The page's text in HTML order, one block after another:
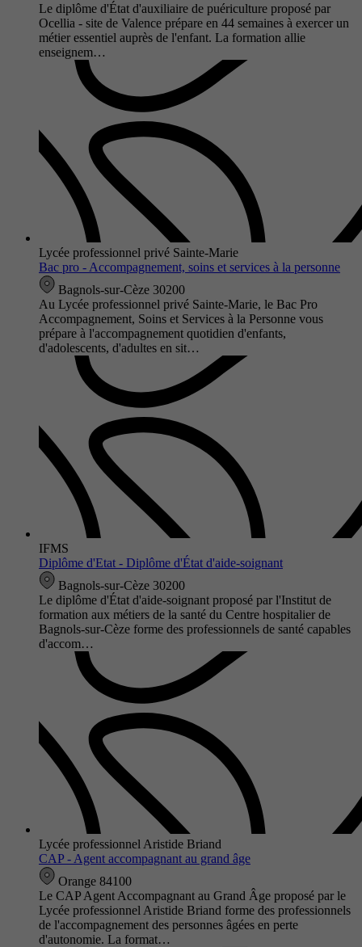
Le diplôme d'État d'auxiliaire de puériculture proposé par
Ocellia - site de Valence prépare en 44 semaines à exercer un
métier essentiel auprès de l'enfant. La formation allie
enseignem…
Lycée professionnel privé Sainte-Marie
Bac pro - Accompagnement, soins et services à la personne
Bagnols-sur-Cèze 30200
Au Lycée professionnel privé Sainte-Marie, le Bac Pro
Accompagnement, Soins et Services à la Personne vous
prépare à l'accompagnement quotidien d'enfants,
d'adolescents, d'adultes en sit…
IFMS
Diplôme d'Etat - Diplôme d'État d'aide-soignant
Bagnols-sur-Cèze 30200
Le diplôme d'État d'aide-soignant proposé par l'Institut de
formation aux métiers de la santé du Centre hospitalier de
Bagnols-sur-Cèze forme des professionnels de santé capables
d'accom…
Lycée professionnel Aristide Briand
CAP - Agent accompagnant au grand âge
Orange 84100
Le CAP Agent Accompagnant au Grand Âge proposé par le
Lycée professionnel Aristide Briand forme des professionnels
de l'accompagnement des personnes âgées en perte
d'autonomie. La format…